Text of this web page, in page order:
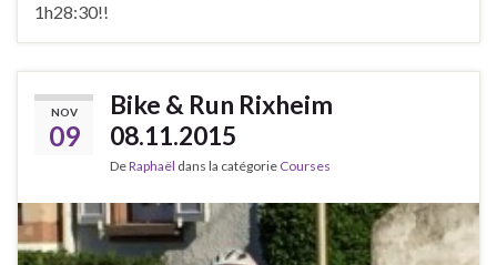
1h28:30!!
NOV
09
Bike & Run Rixheim
08.11.2015
DeRaphaël dans la catégorie Courses